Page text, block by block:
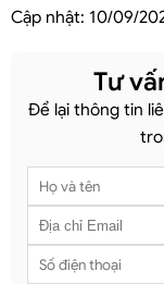
Cập nhật: 10/09/
Tư
Để lại thông tin